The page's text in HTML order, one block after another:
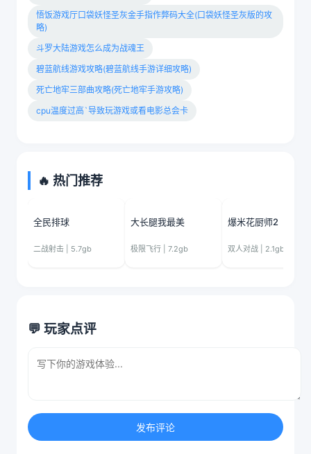
悟饭游戏厅口袋妖怪圣灰金手指作弊码大全(口袋妖怪圣灰版的攻
略)
斗罗大陆游戏怎么成为战魂王
碧蓝航线游戏攻略(碧蓝航线手游详细攻略)
死亡地牢三部曲攻略(死亡地牢手游攻略)
cpu温度过高`导致玩游戏或看电影总会卡
🔥 热门推荐
全民排球
二战射击 | 5.7gb
大长腿我最美
极限飞行 | 7.2gb
爆米花厨师2
双人对战 | 2.1gb
💬 玩家点评
发布评论